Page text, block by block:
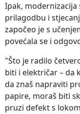
Ipak, modernizacija
prilagodbu i
započeo je s
povećala se i
"Što je radilo
biti i električar – da
da znaš napraviti
papire, moraš biti
pruzi defekt s